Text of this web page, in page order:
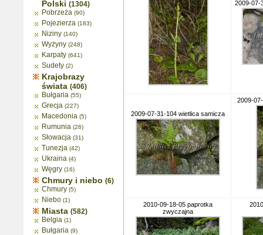
Polski (1304)
Pobrzeża (90)
Pojezierza (183)
Niziny (140)
Wyżyny (248)
Karpaty (641)
Sudety (2)
Krajobrazy
świata (406)
Bułgaria (55)
Grecja (227)
Macedonia (5)
Rumunia (26)
Słowacja (31)
Tunezja (42)
Ukraina (4)
Węgry (16)
Chmury i niebo (6)
Chmury (5)
Niebo (1)
Miasta (582)
Belgia (1)
Bułgaria (9)
2009-07-
2009-07-31-104 wietlica samicza
2009-
2010-09-18-05 paprotka
zwyczajna